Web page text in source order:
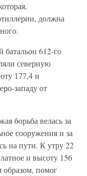
должна
батальон 612-го
северную
177,4 и
западу от
борьба велась за
сооружения и за
на пути. К утру 22
и высоту 156
образом, помог